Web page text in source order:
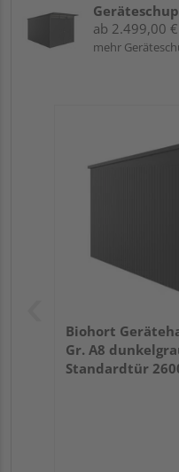
ab 2.499,00
mehr
Biohort
Gr. A8
Standardtür